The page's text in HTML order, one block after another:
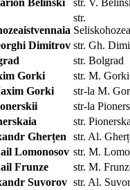
Belinski
str. V.
str.
Dimitrov str. Gh.
str. Bolgrad
Gorki
str. M. Gorki
Gorki
str-la M.
str-la
str.
Gherțen
str. Al.
Lomonosov str. M.
Frunze
str. M.
Suvorov str. Al.